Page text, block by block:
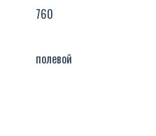
760
полевой